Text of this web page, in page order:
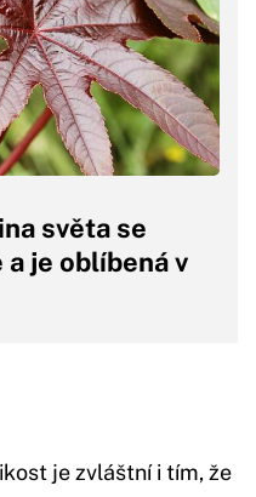
světa se
je oblíbená v
je zvláštní i tím, že